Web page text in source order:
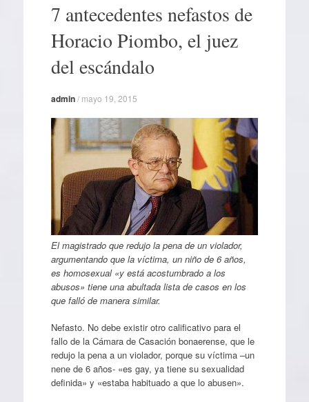
contenido7 antecedentes nefastos de
Horacio Piombo, el juez
del escándalo
admin/ mayo 19, 2015
El magistrado que redujo la pena de un violador,
argumentando que la víctima, un niño de 6 años,
es homosexual «y está acostumbrado a los
abusos» tiene una abultada lista de casos en los
que falló de manera similar.
Nefasto. No debe existir otro calificativo para el
fallo de la Cámara de Casación bonaerense, que le
redujo la pena a un violador, porque su víctima –un
nene de 6 años- «es gay, ya tiene su sexualidad
definida» y «estaba habituado a que lo abusen».